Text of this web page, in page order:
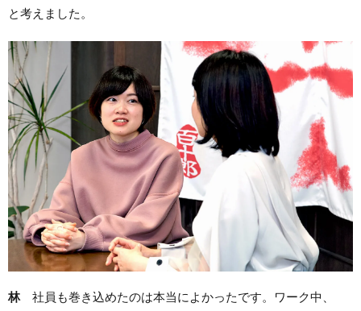
と考えました。
林 社員も巻き込めたのは本当によかったです。ワーク中、